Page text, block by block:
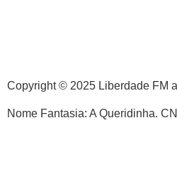
Copyright © 2025 Liberdade FM
Nome Fantasia: A Queridinha.